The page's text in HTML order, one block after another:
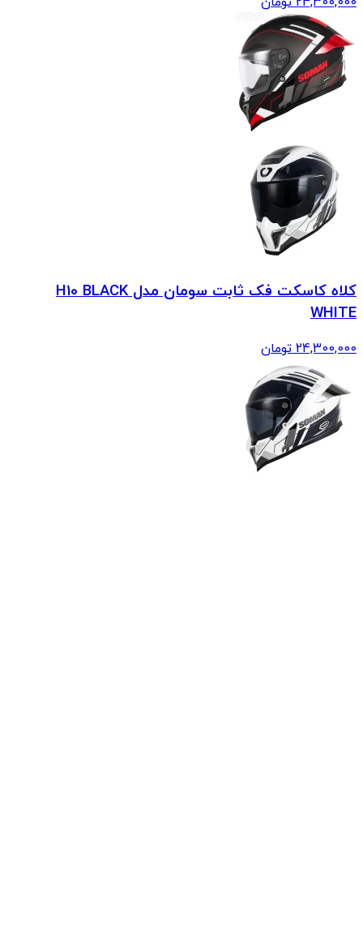
کلاه کاسکت فک ثابت سومان مدل H10 BLACK
WHITE
24,300,000 تومان